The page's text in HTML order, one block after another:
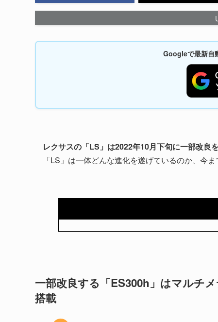
Googleで最新自
レクサスの「LS」は2022年10月下旬に一部改良
「LS」は一体どんな進化を遂げているのか、今
一部改良する「ES300h」はマルチ
搭載